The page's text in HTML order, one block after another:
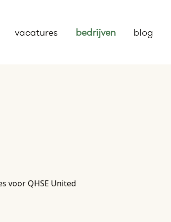
vacatures bedrijven blog
voor QHSE United